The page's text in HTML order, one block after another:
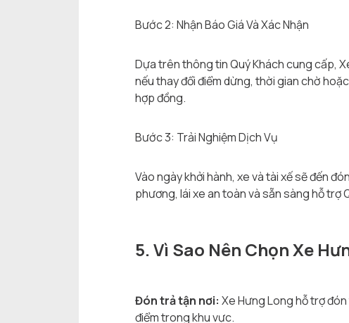
Bước 2: Nhận Báo Giá Và Xác Nhận
Dựa trên thông tin Quý Khách cung cấp,
nếu thay đổi điểm dừng, thời gian chờ
hợp đồng.
Bước 3: Trải Nghiệm Dịch Vụ
Vào ngày khởi hành, xe và tài xế sẽ đến
phương, lái xe an toàn và sẵn sàng hỗ trợ
5. Vì Sao Nên Chọn Xe
Đón trả tận nơi: Xe Hưng Long hỗ trợ
điểm trong khu vực.